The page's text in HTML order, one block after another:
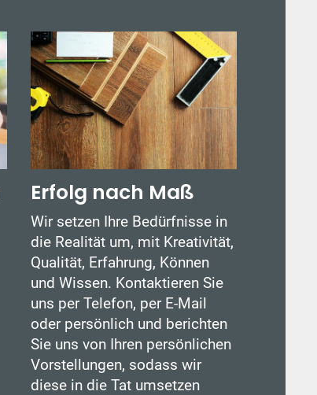
Erfolg nach Maß
Wir setzen Ihre Bedürfnisse in
die Realität um, mit Kreativität,
Qualität, Erfahrung, Können
und Wissen. Kontaktieren Sie
uns per Telefon, per E-Mail
oder persönlich und berichten
Sie uns von Ihren persönlichen
Vorstellungen, sodass wir
diese in die Tat umsetzen